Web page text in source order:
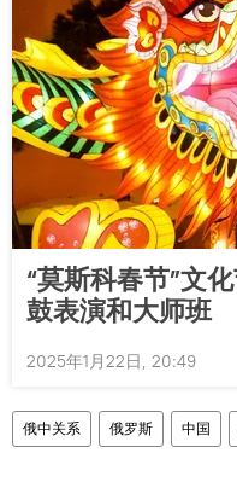
“莫斯科春节”文
鼓表演和大师班
2025年1月22日, 20:49
俄中关系 俄罗斯 中国